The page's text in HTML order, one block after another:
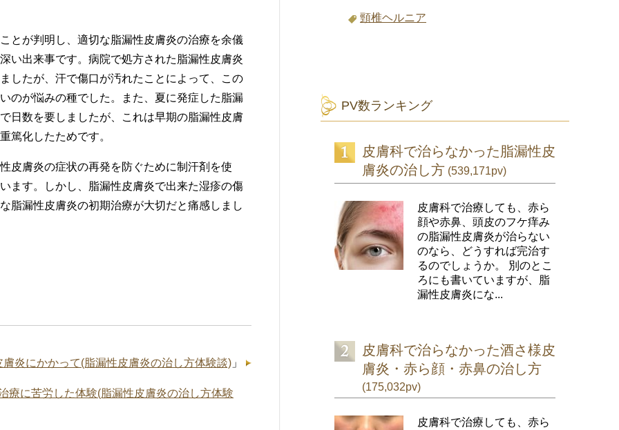
とが判明し、適切な脂漏性皮膚炎の治療を余儀
い出来事です。病院で処方された脂漏性皮膚炎
したが、汗で傷口が汚れたことによって、この
のが悩みの種でした。また、夏に発症した脂漏
日数を要しましたが、これは早期の脂漏性皮膚
篤化したためです。
皮膚炎の症状の再発を防ぐために制汗剤を使
ます。しかし、脂漏性皮膚炎で出来た湿疹の傷
脂漏性皮膚炎の初期治療が大切だと痛感しまし
膚炎にかかって(脂漏性皮膚炎の治し方体験談) 」
療に苦労した体験(脂漏性皮膚炎の治し方体験
頸椎ヘルニア
PV数ランキング
皮膚科で治らなかった脂漏性皮
膚炎の治し方 (539,171pv)
皮膚科で治療しても、赤ら
顔や赤鼻、頭皮のフケ痒み
の脂漏性皮膚炎が治らない
のなら、どうすれば完治す
るのでしょうか。 別のとこ
ろにも書いていますが、脂
漏性皮膚炎にな...
皮膚科で治らなかった酒さ様皮
膚炎・赤ら顔・赤鼻の治し方
(175,032pv)
皮膚科で治療しても、赤ら